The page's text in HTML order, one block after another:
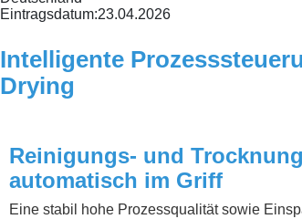
Eintragsdatum:23.04.2026
Intelligente
Drying
Reinigungs- und
automatisch im Griff
Eine stabil hohe Prozessqualität sowie